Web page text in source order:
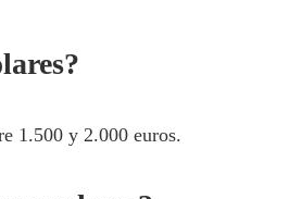
1.500 y 2.000 euros.